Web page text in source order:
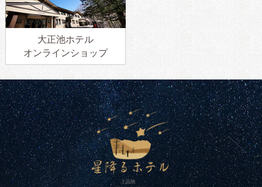
大正池ホテル
オンラインショップ